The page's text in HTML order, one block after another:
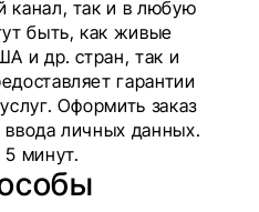
канал, так и в любую
быть, как живые
и др. стран, так и
гарантии
Оформить заказ
личных данных.
минут.